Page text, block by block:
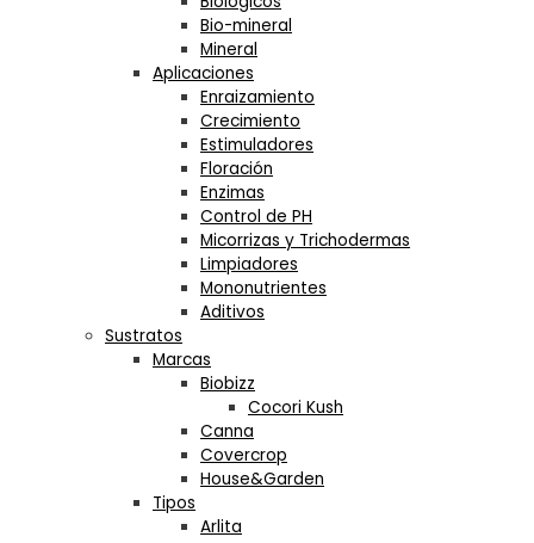
Bio-mineral
Mineral
Aplicaciones
Enraizamiento
Crecimiento
Estimuladores
Floración
Enzimas
Control de PH
Micorrizas y Trichodermas
Limpiadores
Mononutrientes
Aditivos
Sustratos
Marcas
Biobizz
Cocori Kush
Canna
Covercrop
House&Garden
Tipos
Arlita